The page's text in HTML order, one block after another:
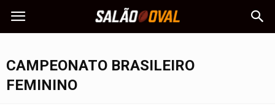
CAMPEONATO BRASILEIRO
FEMININO